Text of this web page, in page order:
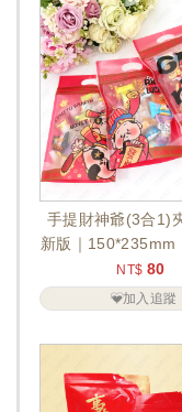
手提財神爺(3合1)
新版｜150*235mm
NT$ 80
加入追蹤